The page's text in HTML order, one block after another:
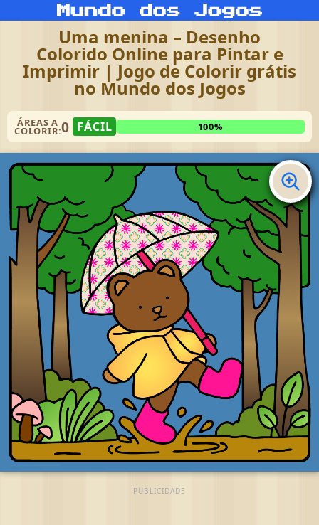
Uma menina – Desenho
Colorido Online para Pintar e
Imprimir | Jogo de Colorir grátis
no Mundo dos Jogos
ÁREAS A
COLORIR:0 FÁCIL 100%
PUBLICIDADE